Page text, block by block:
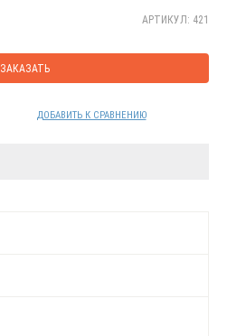
АРТИКУЛ: 421
ЗАКАЗАТЬ
ДОБАВИТЬ К СРАВНЕНИЮ